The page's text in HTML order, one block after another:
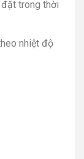
trong thời
nhiệt độ